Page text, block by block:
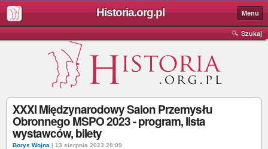
Historia.org.pl Menu
Szukaj
XXXI Międzynarodowy Salon Przemysłu
Obronnego MSPO 2023 - program, lista
wystawców, bilety
Borys Wojna | 13 sierpnia 2023 20:09